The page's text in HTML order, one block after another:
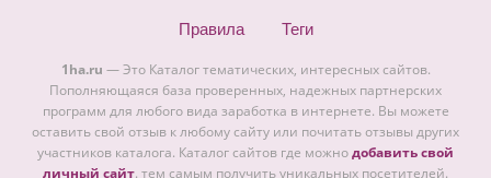
Правила Теги
1ha.ru — Это Каталог тематических, интересных сайтов.
Пополняющаяся база проверенных, надежных партнерских
программ для любого вида заработка в интернете. Вы можете
оставить свой отзыв к любому сайту или почитать отзывы других
участников каталога. Каталог сайтов где можнодобавить свой
личный сайт. тем самым получить уникальных посетителей.